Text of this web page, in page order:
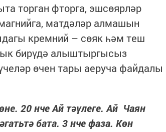
торган фторга, эшсөярләр
матдәләр алмашын
кремний – сөяк һәм теш
бирүдә алыштыргысыз
өчен тары аеруча файдалы
20 нче Ай тәүлеге. Ай Чаян
бата. 3 нче фаза. Көн